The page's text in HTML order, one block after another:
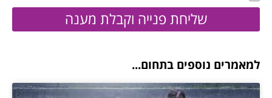
שליחת פנייה וקבלת מענה
למאמרים נוספים בתחום...